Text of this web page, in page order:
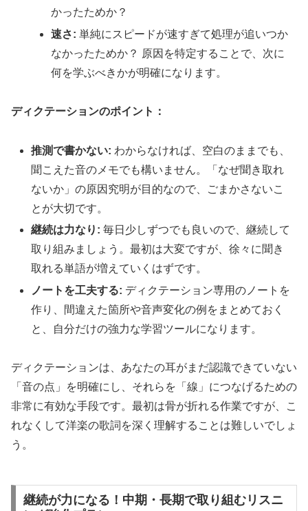
かったためか？
速さ: 単純にスピードが速すぎて処理が追いつか
なかったためか？ 原因を特定することで、次に
何を学ぶべきかが明確になります。
ディクテーションのポイント：
推測で書かない: わからなければ、空白のままでも、
聞こえた音のメモでも構いません。「なぜ聞き取れ
ないか」の原因究明が目的なので、ごまかさないこ
とが大切です。
継続は力なり: 毎日少しずつでも良いので、継続して
取り組みましょう。最初は大変ですが、徐々に聞き
取れる単語が増えていくはずです。
ノートを工夫する: ディクテーション専用のノートを
作り、間違えた箇所や音声変化の例をまとめておく
と、自分だけの強力な学習ツールになります。
ディクテーションは、あなたの耳がまだ認識できていない
「音の点」を明確にし、それらを「線」につなげるための
非常に有効な手段です。最初は骨が折れる作業ですが、こ
れなくして洋楽の歌詞を深く理解することは難しいでしょ
う。
継続が力になる！中期・長期で取り組むリスニ